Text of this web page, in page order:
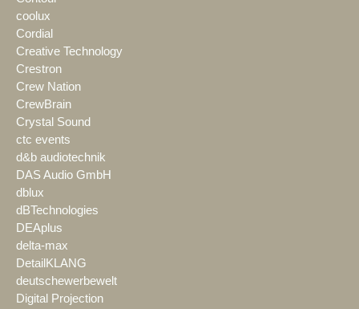
coolux
Cordial
Creative Technology
Crestron
Crew Nation
CrewBrain
Crystal Sound
ctc events
d&b audiotechnik
DAS Audio GmbH
dblux
dBTechnologies
DEAplus
delta-max
DetailKLANG
deutschewerbewelt
Digital Projection